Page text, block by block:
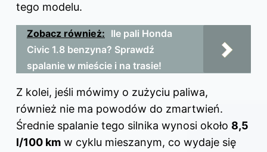
tego modelu.
Zobacz również: Ile pali Honda
Civic 1.8 benzyna? Sprawdź
spalanie w mieście i na trasie!
Z kolei, jeśli mówimy o zużyciu paliwa,
również nie ma powodów do zmartwień.
Średnie spalanie tego silnika wynosi około 8,5
l/100 km w cyklu mieszanym, co wydaje się